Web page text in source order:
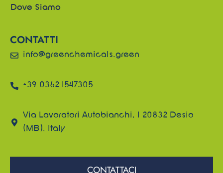
Dove Siamo
CONTATTI
info@greenchemicals.green
+39 0362 1547305
Via Lavoratori Autobianchi, 1 20832 Desio
(MB), Italy
CONTATTACI